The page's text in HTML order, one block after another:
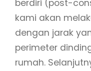
berdiri (post-
kami akan
dengan jarak
perimeter
rumah.